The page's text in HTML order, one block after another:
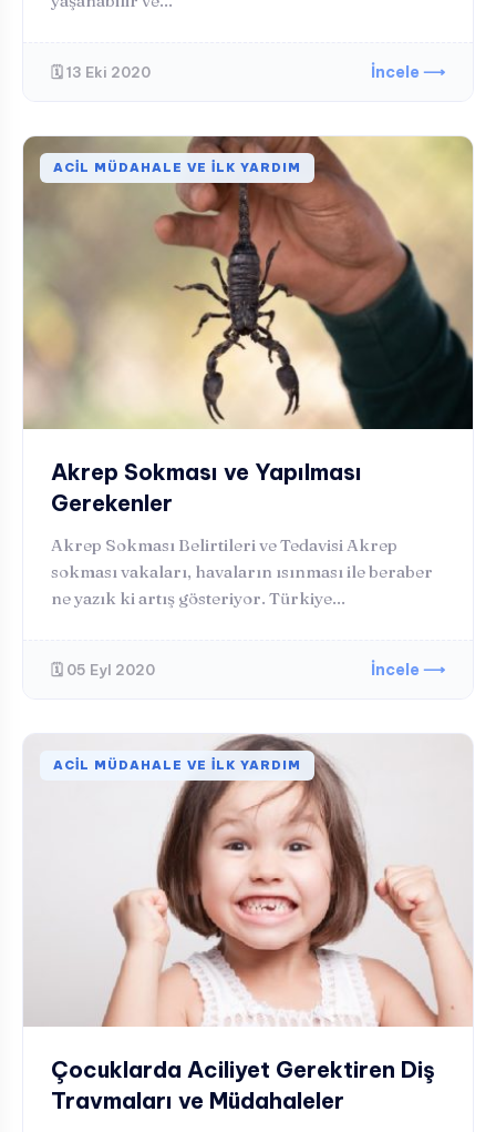
🗓️ 13 Eki 2020 İncele ⟶
ACIL MÜDAHALE VE İLK YARDIM
Akrep Sokması ve Yapılması
Gerekenler
Akrep Sokması Belirtileri ve Tedavisi Akrep
sokması vakaları, havaların ısınması ile beraber
ne yazık ki artış gösteriyor. Türkiye...
🗓️ 05 Eyl 2020 İncele ⟶
ACIL MÜDAHALE VE İLK YARDIM
Çocuklarda Aciliyet Gerektiren Diş
Travmaları ve Müdahaleler